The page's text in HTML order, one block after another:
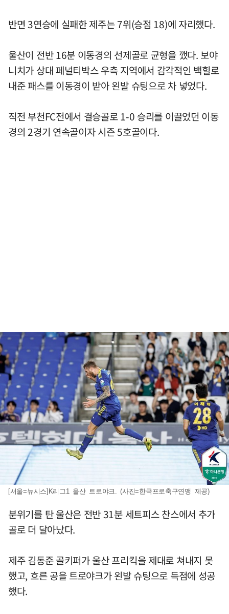
반면 3연승에 실패한 제주는 7위(승점 18)에 자리했다.
울산이 전반 16분 이동경의 선제골로 균형을 깼다. 보야
니치가 상대 페널티박스 우측 지역에서 감각적인 백힐로
내준 패스를 이동경이 받아 왼발 슈팅으로 차 넣었다.
직전 부천FC전에서 결승골로 1-0 승리를 이끌었던 이동
경의 2경기 연속골이자 시즌 5호골이다.
[서울=뉴시스]K리그1 울산 트로야크. (사진=한국프로축구연맹 제공)
분위기를 탄 울산은 전반 31분 세트피스 찬스에서 추가
골로 더 달아났다.
제주 김동준 골키퍼가 울산 프리킥을 제대로 쳐내지 못
했고, 흐른 공을 트로야크가 왼발 슈팅으로 득점에 성공
했다.